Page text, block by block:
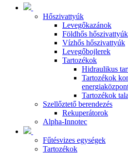
Hőszivattyúk
Levegőkazánok
Földhős hőszivattyúk
Vízhős hőszivattyúk
Levegőbojlerek
Tartozékok
Hidraulikus
Tartozékok
Tartozékok
Szellőztető berendezés
Rekuperátorok
Alpha-Innotec
Fűtésvizes egységek
Tartozékok